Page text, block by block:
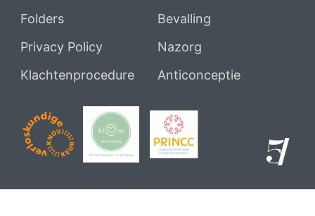
Folders
Privacy Policy
Klachtenprocedure
Bevalling
Nazorg
Anticonceptie